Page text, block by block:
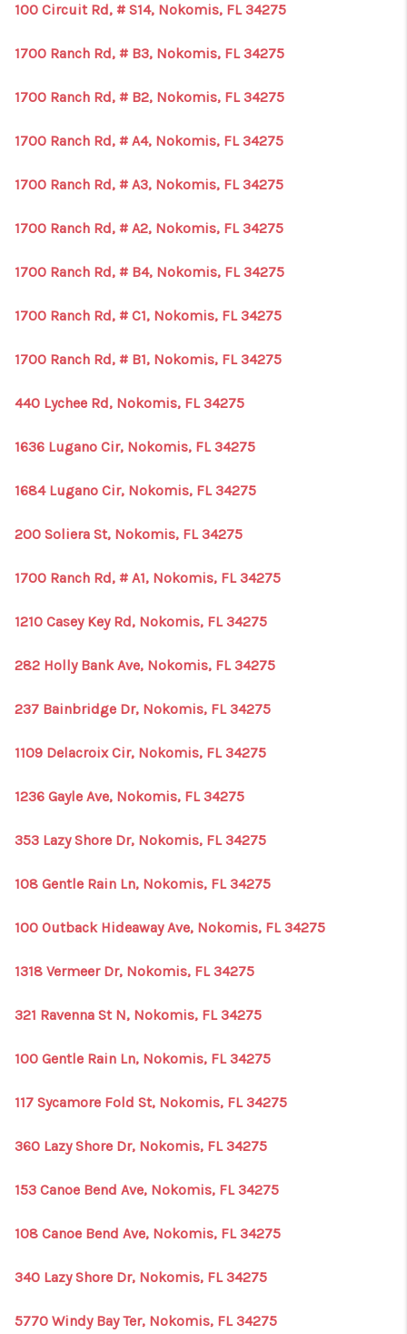
100 Circuit Rd, # S14, Nokomis, FL 34275
1700 Ranch Rd, # B3, Nokomis, FL 34275
1700 Ranch Rd, # B2, Nokomis, FL 34275
1700 Ranch Rd, # A4, Nokomis, FL 34275
1700 Ranch Rd, # A3, Nokomis, FL 34275
1700 Ranch Rd, # A2, Nokomis, FL 34275
1700 Ranch Rd, # B4, Nokomis, FL 34275
1700 Ranch Rd, # C1, Nokomis, FL 34275
1700 Ranch Rd, # B1, Nokomis, FL 34275
440 Lychee Rd, Nokomis, FL 34275
1636 Lugano Cir, Nokomis, FL 34275
1684 Lugano Cir, Nokomis, FL 34275
200 Soliera St, Nokomis, FL 34275
1700 Ranch Rd, # A1, Nokomis, FL 34275
1210 Casey Key Rd, Nokomis, FL 34275
282 Holly Bank Ave, Nokomis, FL 34275
237 Bainbridge Dr, Nokomis, FL 34275
1109 Delacroix Cir, Nokomis, FL 34275
1236 Gayle Ave, Nokomis, FL 34275
353 Lazy Shore Dr, Nokomis, FL 34275
108 Gentle Rain Ln, Nokomis, FL 34275
100 Outback Hideaway Ave, Nokomis, FL 34275
1318 Vermeer Dr, Nokomis, FL 34275
321 Ravenna St N, Nokomis, FL 34275
100 Gentle Rain Ln, Nokomis, FL 34275
117 Sycamore Fold St, Nokomis, FL 34275
360 Lazy Shore Dr, Nokomis, FL 34275
153 Canoe Bend Ave, Nokomis, FL 34275
108 Canoe Bend Ave, Nokomis, FL 34275
340 Lazy Shore Dr, Nokomis, FL 34275
5770 Windy Bay Ter, Nokomis, FL 34275